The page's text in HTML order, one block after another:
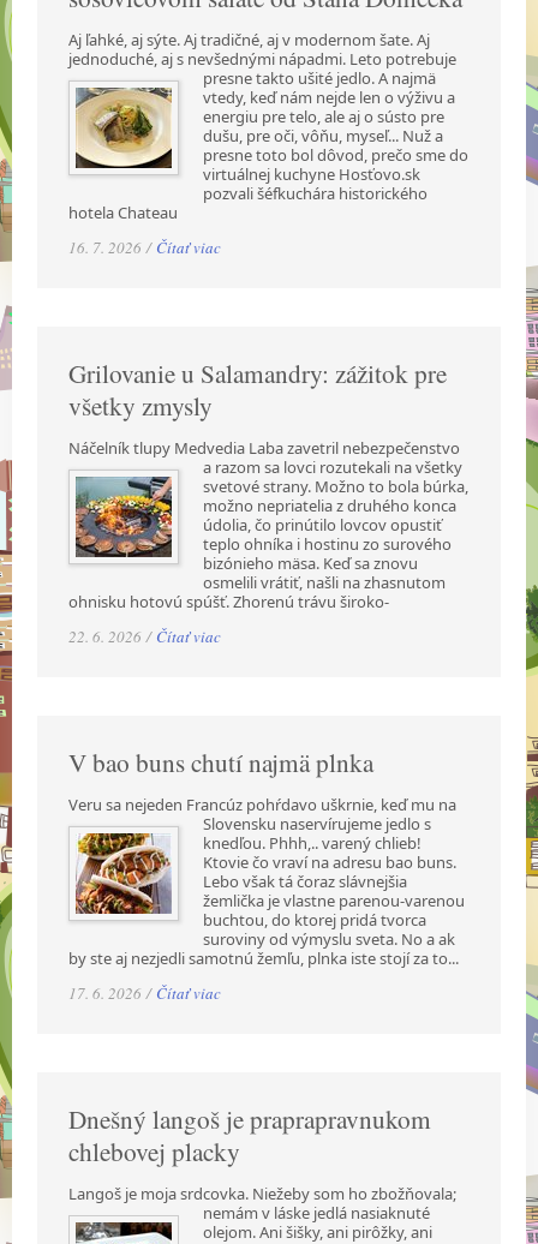
Aj ľahké, aj sýte. Aj tradičné, aj v modernom šate. Aj
jednoduché, aj s nevšednými nápadmi. Leto potrebuje
presne takto ušité jedlo. A najmä
vtedy, keď nám nejde len o výživu a
energiu pre telo, ale aj o sústo pre
dušu, pre oči, vôňu, myseľ... Nuž a
presne toto bol dôvod, prečo sme do
virtuálnej kuchyne Hosťovo.sk
pozvali šéfkuchára historického
hotela Chateau
16. 7. 2026 / Čítať viac
Grilovanie u Salamandry: zážitok pre
všetky zmysly
Náčelník tlupy Medvedia Laba zavetril nebezpečenstvo
a razom sa lovci rozutekali na všetky
svetové strany. Možno to bola búrka,
možno nepriatelia z druhého konca
údolia, čo prinútilo lovcov opustiť
teplo ohníka i hostinu zo surového
bizónieho mäsa. Keď sa znovu
osmelili vrátiť, našli na zhasnutom
ohnisku hotovú spúšť. Zhorenú trávu široko-
22. 6. 2026 / Čítať viac
V bao buns chutí najmä plnka
Veru sa nejeden Francúz pohŕdavo uškrnie, keď mu na
Slovensku naservírujeme jedlo s
knedľou. Phhh,.. varený chlieb!
Ktovie čo vraví na adresu bao buns.
Lebo však tá čoraz slávnejšia
žemlička je vlastne parenou-varenou
buchtou, do ktorej pridá tvorca
suroviny od výmyslu sveta. No a ak
by ste aj nezjedli samotnú žemľu, plnka iste stojí za to...
17. 6. 2026 / Čítať viac
Dnešný langoš je praprapravnukom
chlebovej placky
Langoš je moja srdcovka. Niežeby som ho zbožňovala;
nemám v láske jedlá nasiaknuté
olejom. Ani šišky, ani pirôžky, ani